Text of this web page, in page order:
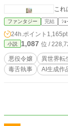
これ
ファンタジー 完結 ｼｮ
24h.ポイント 1,165pt
小説 1,087 位 /
悪役令嬢 異世界転
毒舌執事
AI生成作